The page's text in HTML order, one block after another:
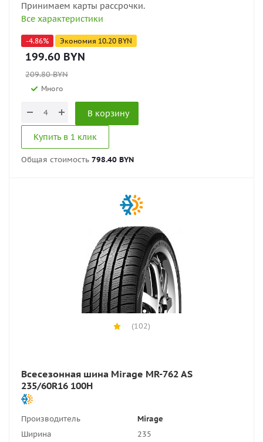
Принимаем карты рассрочки.
Все характеристики
-4.86% Экономия 10.20 BYN
199.60 BYN
209.80BYN
Много
В корзину
Купить в 1 клик
Общая стоимость 798.40 BYN
(102)
Всесезонная шина Mirage MR-762 AS
235/60R16 100H
Производитель
Mirage
Ширина
235